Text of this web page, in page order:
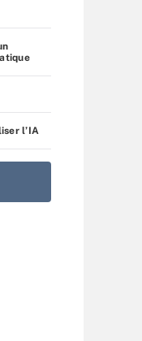
l’IA